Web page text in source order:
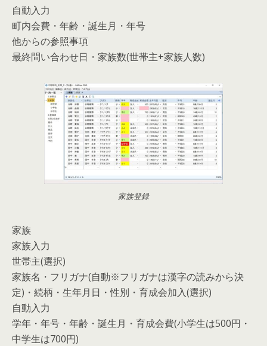
自動入力
町内会費・年齢・誕生月・年号
他からの参照事項
最終問い合わせ日・家族数(世帯主+家族人数)
家族登録
家族
家族入力
世帯主(選択)
家族名・フリガナ(自動※フリガナは漢字の読みから決
定)・続柄・生年月日・性別・育成会加入(選択)
自動入力
学年・年号・年齢・誕生月・育成会費(小学生は500円・
中学生は700円)